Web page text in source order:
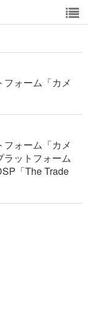
ォーム「カメ
ォーム「カメ
ラットフォーム
「The Trade